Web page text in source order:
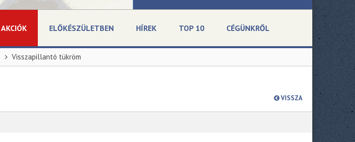
AKCIÓK ELŐKÉSZÜLETBEN HÍREK TOP 10 CÉGÜNKRŐL
Visszapillantó tükröm
VISSZA